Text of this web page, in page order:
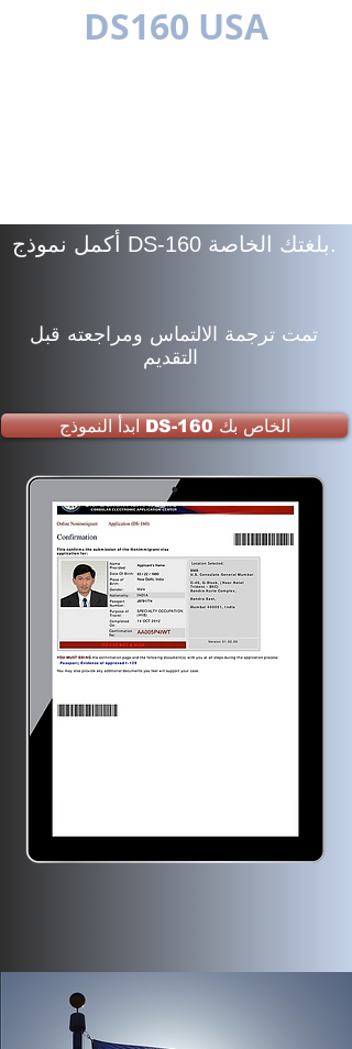
DS160 USA
أكمل نموذج DS-160 بلغتك الخاصة.
تمت ترجمة الالتماس ومراجعته قبل
ابدأ النموذج DS-160 الخاص بك